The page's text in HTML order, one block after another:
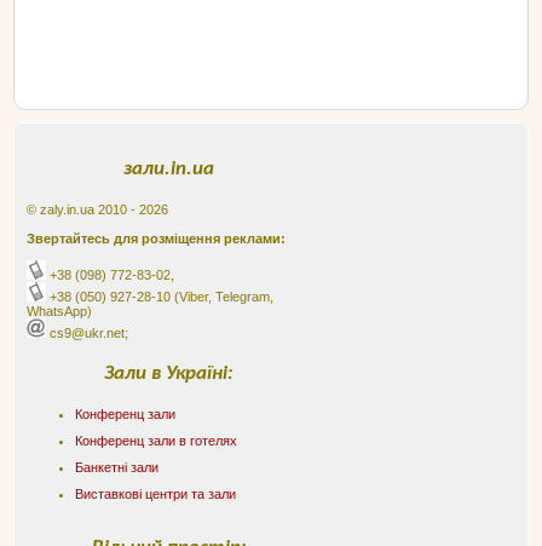
зали.in.ua
© zaly.in.ua 2010 - 2026
Звертайтесь для розміщення реклами:
+38 (098) 772-83-02
+38 (050) 927-28-10 (Viber, Telegram,
WhatsApp)
cs9@ukr.net;
Зали в Україні:
Конференц зали
Конференц зали в готелях
Банкетні зали
Виставкові центри та зали